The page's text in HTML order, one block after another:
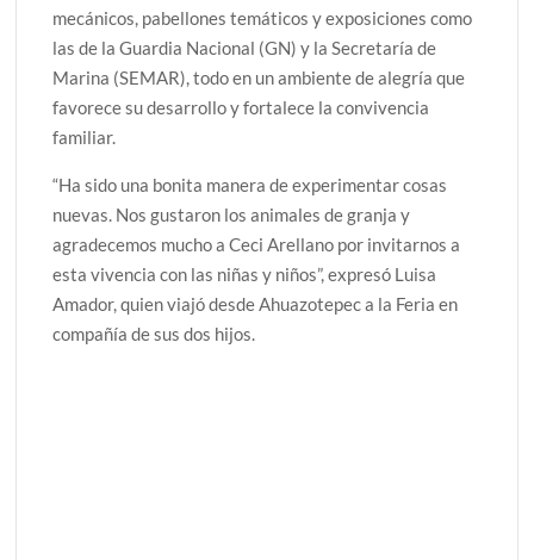
mecánicos, pabellones temáticos y exposiciones como
las de la Guardia Nacional (GN) y la Secretaría de
Marina (SEMAR), todo en un ambiente de alegría que
favorece su desarrollo y fortalece la convivencia
familiar.
“Ha sido una bonita manera de experimentar cosas
nuevas. Nos gustaron los animales de granja y
agradecemos mucho a Ceci Arellano por invitarnos a
esta vivencia con las niñas y niños”, expresó Luisa
Amador, quien viajó desde Ahuazotepec a la Feria en
compañía de sus dos hijos.